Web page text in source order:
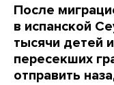
После
в испанской
тысячи детей
пересекших
отправить